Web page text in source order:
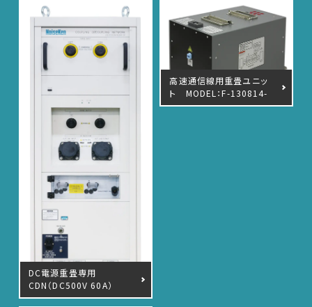
DC電源重畳専用
CDN（DC500V 60A）
高速通信線用重畳ユニッ
ト MODEL：F-130814-
1004